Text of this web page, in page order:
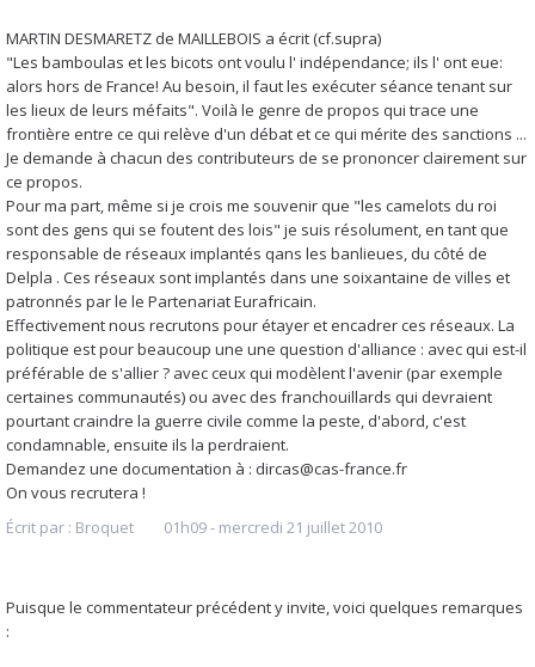
MARTIN DESMARETZ de MAILLEBOIS a écrit (cf.supra)
"Les bamboulas et les bicots ont voulu l' indépendance; ils l' ont eue:
alors hors de France! Au besoin, il faut les exécuter séance tenant sur
les lieux de leurs méfaits". Voilà le genre de propos qui trace une
frontière entre ce qui relève d'un débat et ce qui mérite des sanctions ...
Je demande à chacun des contributeurs de se prononcer clairement sur
ce propos.
Pour ma part, même si je crois me souvenir que "les camelots du roi
sont des gens qui se foutent des lois" je suis résolument, en tant que
responsable de réseaux implantés qans les banlieues, du côté de
Delpla . Ces réseaux sont implantés dans une soixantaine de villes et
patronnés par le le Partenariat Eurafricain.
Effectivement nous recrutons pour étayer et encadrer ces réseaux. La
politique est pour beaucoup une une question d'alliance : avec qui est-il
préférable de s'allier ? avec ceux qui modèlent l'avenir (par exemple
certaines communautés) ou avec des franchouillards qui devraient
pourtant craindre la guerre civile comme la peste, d'abord, c'est
condamnable, ensuite ils la perdraient.
Demandez une documentation à : dircas@cas-france.fr
On vous recrutera !
Écrit par : Broquet 01h09- mercredi 21 juillet 2010
Puisque le commentateur précédent y invite, voici quelques remarques
: